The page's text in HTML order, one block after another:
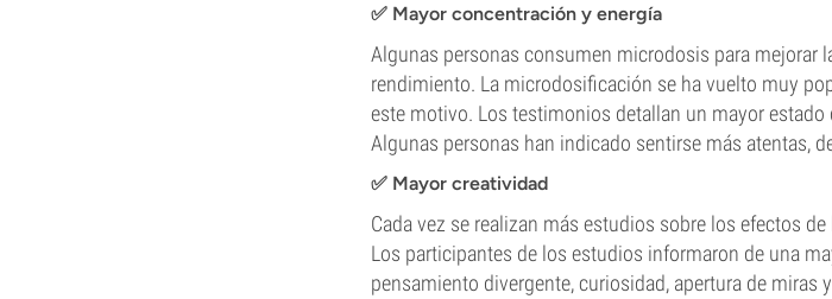
✅ Mayor concentración y energía
Algunas personas consumen microdosis para mejorar
rendimiento. La microdosificación se ha vuelto muy
este motivo. Los testimonios detallan un mayor
Algunas personas han indicado sentirse más atentas,
✅ Mayor creatividad
Cada vez se realizan más estudios sobre los efectos
Los participantes de los estudios informaron de una
pensamiento divergente, curiosidad, apertura de miras